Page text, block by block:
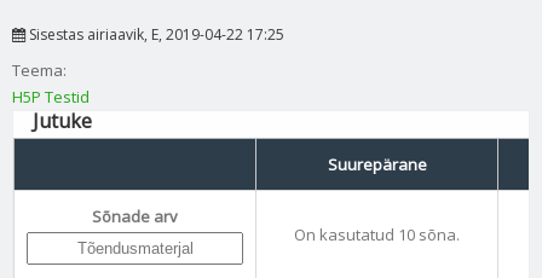
Sisestas airiaavik, E, 2019-04-22 17:25
Teema:
H5P Testid
Jutuke
Suurepärane
Sõnade arv
On kasutatud 10 sõna.